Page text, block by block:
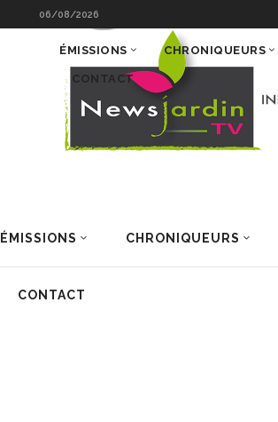
06/08/2026
ÉMISSIONS CHRONIQUEURS
CONTACT
ÉMISSIONS CHRONIQUEURS
CONTACT